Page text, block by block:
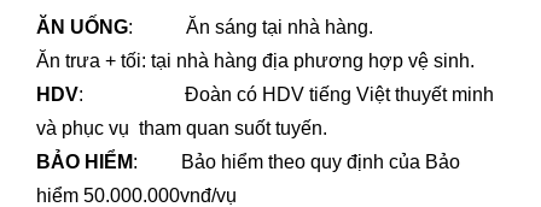
ĂN UỐNG: Ăn sáng tại nhà hàng.
Ăn trưa + tối: tại nhà hàng địa phương hợp vệ sinh.
HDV: Đoàn có HDV tiếng Việt thuyết minh
và phục vụ tham quan suốt tuyến.
BẢO HIỂM: Bảo hiểm theo quy định của Bảo
hiểm 50.000.000vnđ/vụ